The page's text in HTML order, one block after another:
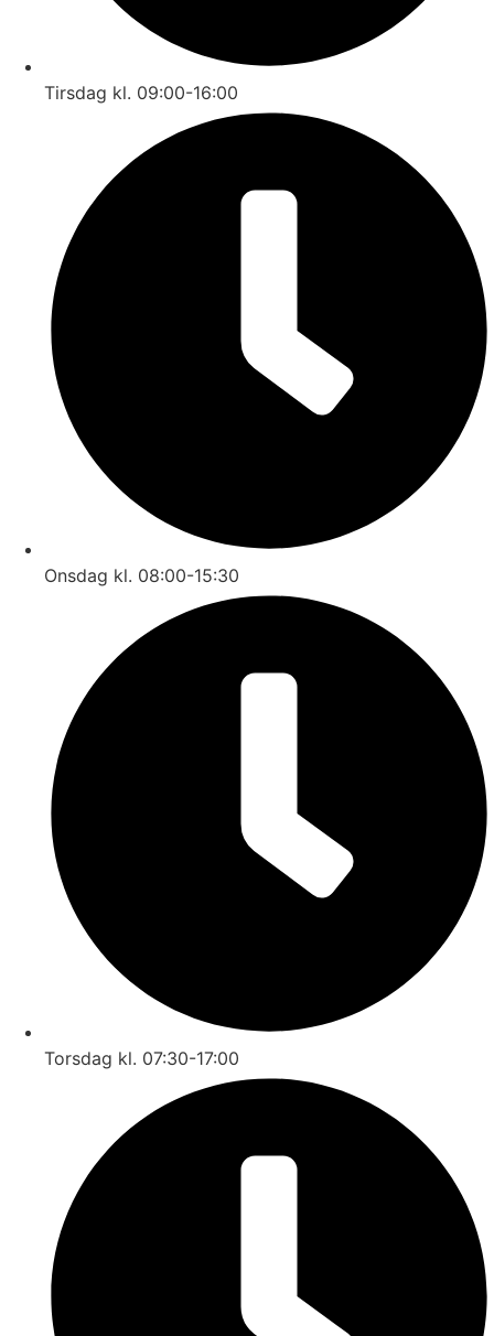
Tirsdag kl. 09:00-16:00
Onsdag kl. 08:00-15:30
Torsdag kl. 07:30-17:00